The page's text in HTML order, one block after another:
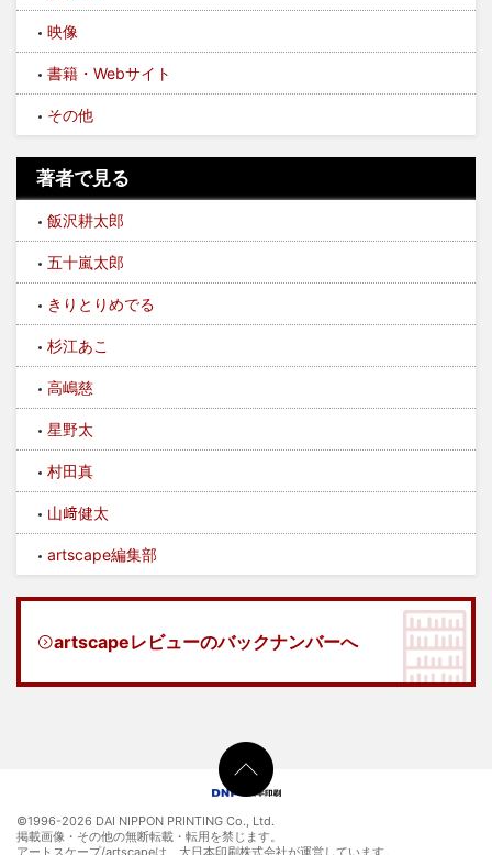
映像
書籍・Webサイト
その他
著者で見る
飯沢耕太郎
五十嵐太郎
きりとりめでる
杉江あこ
高嶋慈
星野太
村田真
山﨑健太
artscape編集部
artscapeレビューのバックナンバーへ
©1996-2026 DAI NIPPON PRINTING Co., Ltd.
掲載画像・その他の無断転載・転用を禁じます。
アートスケープ/artscapeは、大日本印刷株式会社が運営しています。